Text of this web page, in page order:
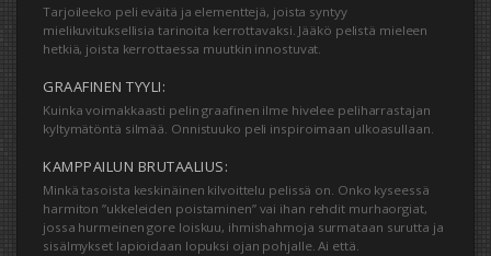
Tarjoileeko peli eväitä ja elementtejä, joista syntyy
mielikuvituksellisia tarinoita kerrottavaksi. Jääkö pelistä mieleen
hetkiä, joista kerrottaessa muutkin innostuvat.
GRAAFINEN TYYLI:
Kuinka voimakkaasti pelin graafinen ilme hivelee peliharrastajan
kyltymätöntä silmää. Onnistuuko peli inspiroimaan ulkoasullaan.
KAMPPAILUN BRUTAALIUS:
Minkä tasoista keskinäinen kilvoittelu pelissä on. Onko kyseessä
harmiton ”ukkeleiden poistaminen” vai ihan rehdit murhaorgiat,
jossa hurmeinen gore loiskuu, ihmishahmoja surmataan surutta ja
sisälmykset lapioidaan lopuksi ojan pohjalle. Ai että.